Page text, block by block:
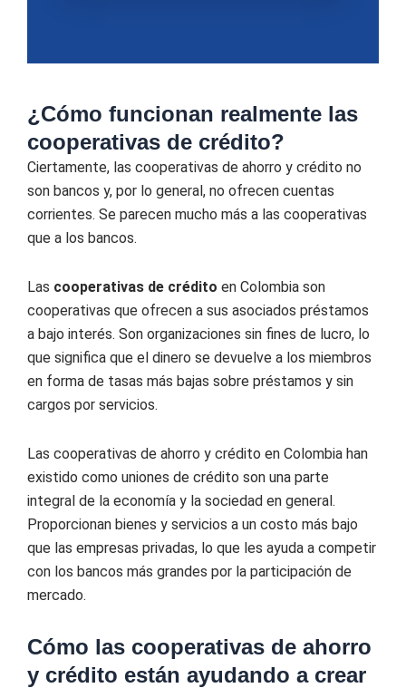
¿Cómo funcionan realmente las
cooperativas de crédito?
Ciertamente, las cooperativas de ahorro y crédito no
son bancos y, por lo general, no ofrecen cuentas
corrientes. Se parecen mucho más a las cooperativas
que a los bancos.
Las cooperativas de crédito en Colombia son
cooperativas que ofrecen a sus asociados préstamos
a bajo interés. Son organizaciones sin fines de lucro, lo
que significa que el dinero se devuelve a los miembros
en forma de tasas más bajas sobre préstamos y sin
cargos por servicios.
Las cooperativas de ahorro y crédito en Colombia han
existido como uniones de crédito son una parte
integral de la economía y la sociedad en general.
Proporcionan bienes y servicios a un costo más bajo
que las empresas privadas, lo que les ayuda a competir
con los bancos más grandes por la participación de
mercado.
Cómo las cooperativas de ahorro
y crédito están ayudando a crear